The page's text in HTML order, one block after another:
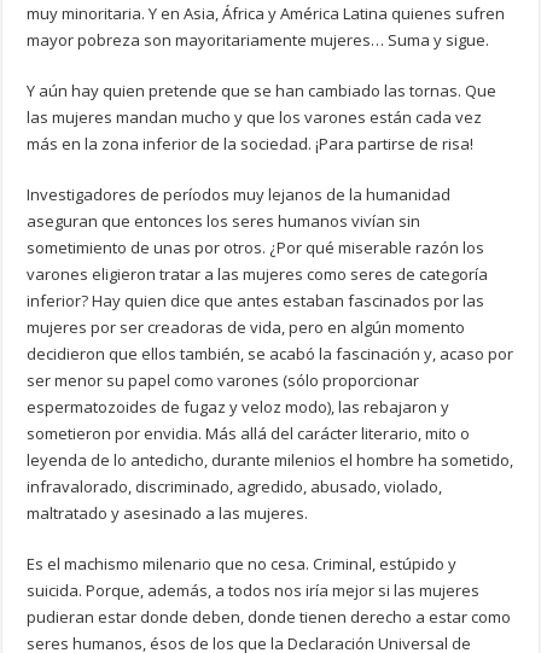
muy minoritaria. Y en Asia, África y América Latina quienes sufren
mayor pobreza son mayoritariamente mujeres… Suma y sigue.
Y aún hay quien pretende que se han cambiado las tornas. Que
las mujeres mandan mucho y que los varones están cada vez
más en la zona inferior de la sociedad. ¡Para partirse de risa!
Investigadores de períodos muy lejanos de la humanidad
aseguran que entonces los seres humanos vivían sin
sometimiento de unas por otros. ¿Por qué miserable razón los
varones eligieron tratar a las mujeres como seres de categoría
inferior? Hay quien dice que antes estaban fascinados por las
mujeres por ser creadoras de vida, pero en algún momento
decidieron que ellos también, se acabó la fascinación y, acaso por
ser menor su papel como varones (sólo proporcionar
espermatozoides de fugaz y veloz modo), las rebajaron y
sometieron por envidia. Más allá del carácter literario, mito o
leyenda de lo antedicho, durante milenios el hombre ha sometido,
infravalorado, discriminado, agredido, abusado, violado,
maltratado y asesinado a las mujeres.
Es el machismo milenario que no cesa. Criminal, estúpido y
suicida. Porque, además, a todos nos iría mejor si las mujeres
pudieran estar donde deben, donde tienen derecho a estar como
seres humanos, ésos de los que la Declaración Universal de